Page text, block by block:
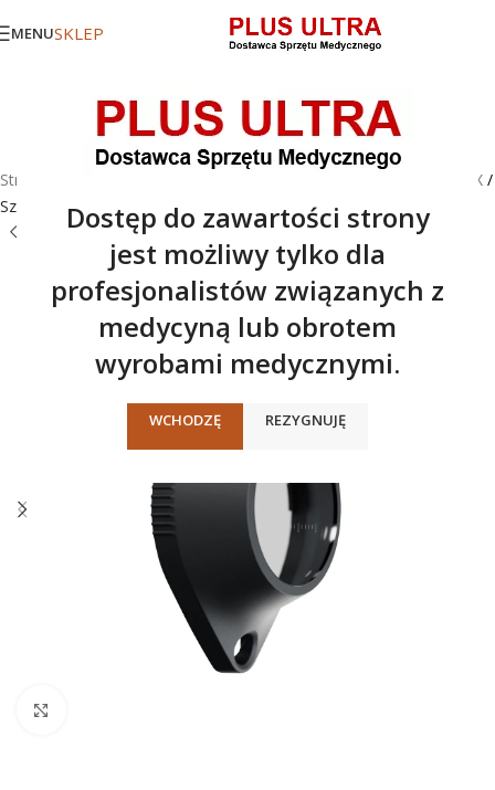
Dostęp do zawartości strony
jest możliwy tylko dla
profesjonalistów związanych z
medycyną lub obrotem
wyrobami medycznymi.
WCHODZĘ REZYGNUJĘ
MENUSKLEP
Strona główna Akcesoria - seria X /
Szklana płytka kontaktowa CPG